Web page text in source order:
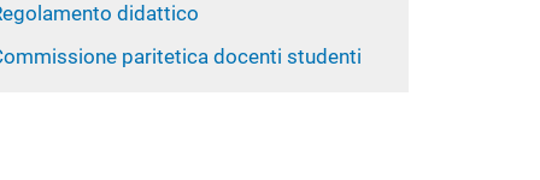
didattico
paritetica docenti studenti